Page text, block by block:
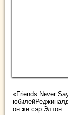
«Friends Never
он же cэр Элтон